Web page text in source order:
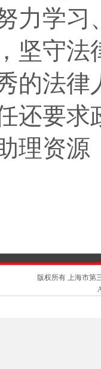
力学
坚守
的法
还要求
理资
版权所有 上海市第